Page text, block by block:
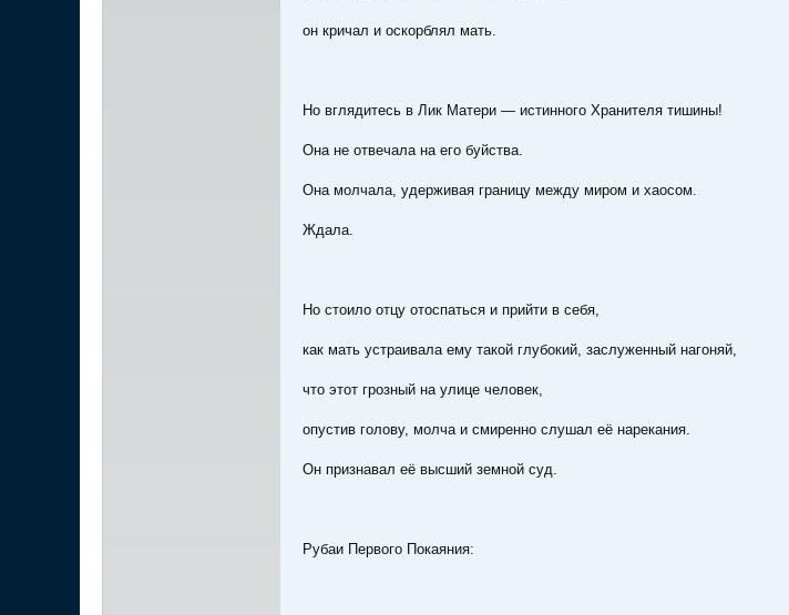
он кричал и оскорблял мать.
Но вглядитесь в Лик Матери — истинного Хранителя тишины!
Она не отвечала на его буйства.
Она молчала, удерживая границу между миром и хаосом.
Ждала.
Но стоило отцу отоспаться и прийти в себя,
как мать устраивала ему такой глубокий, заслуженный нагоняй,
что этот грозный на улице человек,
опустив голову, молча и смиренно слушал её нарекания.
Он признавал её высший земной суд.
Рубаи Первого Покаяния: